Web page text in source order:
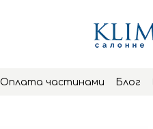
Оплата частинами Блог